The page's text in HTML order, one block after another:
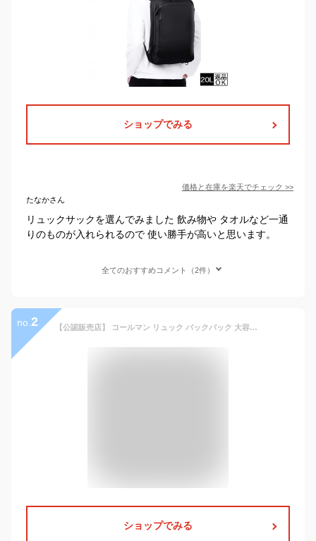
ショップでみる
価格と在庫を楽天でチェック >>
たなかさん
リュックサックを選んでみました 飲み物や タオルなど一通
りのものが入れられるので 使い勝手が高いと思います。
全てのおすすめコメント（2件）
no. 2 【公認販売店】 コールマン リュック バックパック 大容量 33L coleman ウォーカー33 メンズ レディース 通学 スクールバッグ 高校生 中学生 リュックサック 防災リュック 撥水 おしゃれ 軽量 軽い 大人 30L以上 CBB7031
ショップでみる